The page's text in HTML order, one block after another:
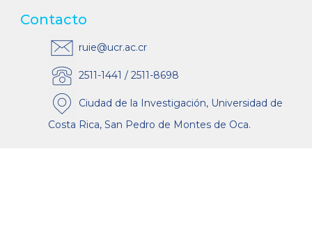
Contacto
ruie@ucr.ac.cr
2511-1441 / 2511-8698
Ciudad de la Investigación, Universidad de
Costa Rica, San Pedro de Montes de Oca.